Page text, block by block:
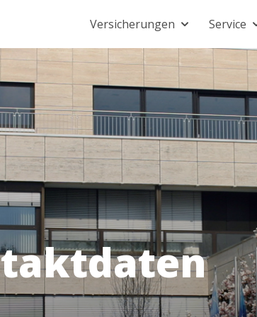
Versicherungen
Service